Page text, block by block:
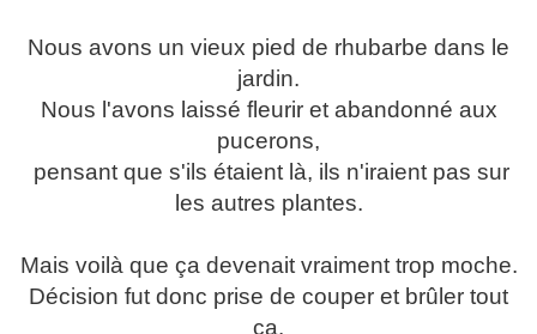
Nous avons un vieux pied de rhubarbe dans le
jardin.
Nous l'avons laissé fleurir et abandonné aux
pucerons,
pensant que s'ils étaient là, ils n'iraient pas sur
les autres plantes.
Mais voilà que ça devenait vraiment trop moche.
Décision fut donc prise de couper et brûler tout
ça.